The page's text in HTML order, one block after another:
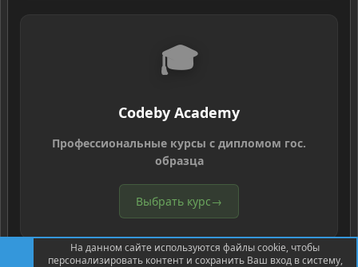
🎓
Codeby Academy
Профессиональные курсы с дипломом гос.
образца
Выбрать курс→
На данном сайте используются файлы cookie, чтобы
персонализировать контент и сохранить Ваш вход в систему,